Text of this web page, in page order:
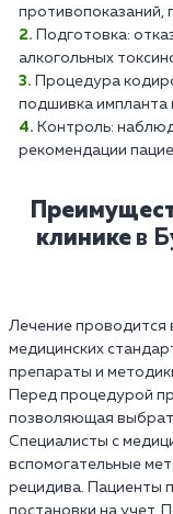
противопоказаний,
Подготовка:
алкогольных
Процедура
подшивка импланта
Контроль:
рекомендации
клинике в
Лечение проводится
медицинских
препараты и
Перед процедурой
позволяющая
Специалисты с
вспомогательные
рецидива. Пациенты
постановки на учет.